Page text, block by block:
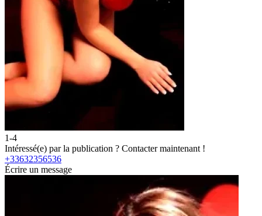
1-4
Intéressé(e) par la publication ? Contacter maintenant !
+33632356536
Écrire un message